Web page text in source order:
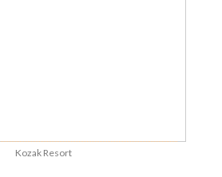
Kozak Resort